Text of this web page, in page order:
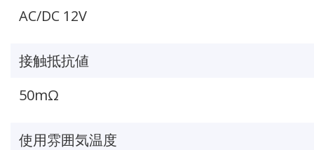
AC/DC 12V
接触抵抗値
50mΩ
使用雰囲気温度